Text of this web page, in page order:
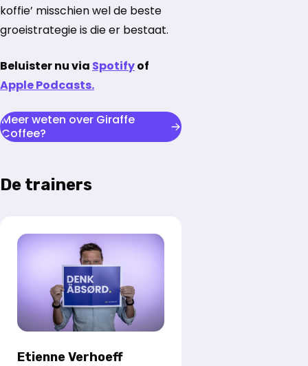
koffie’ misschien wel de beste
groeistrategie is die er bestaat.
Beluister nu via Spotifyof
Apple Podcasts.
Meer weten over Giraffe
Coffee? opent in nieuw tabblad
De trainers
Etienne Verhoeff